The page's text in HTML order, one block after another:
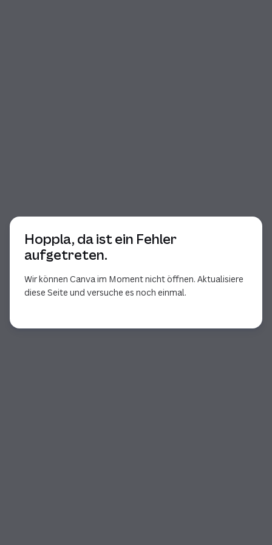
Hoppla, da ist ein Fehler
aufgetreten.
Wir können Canva im Moment nicht öffnen. Aktualisiere
diese Seite und versuche es noch einmal.